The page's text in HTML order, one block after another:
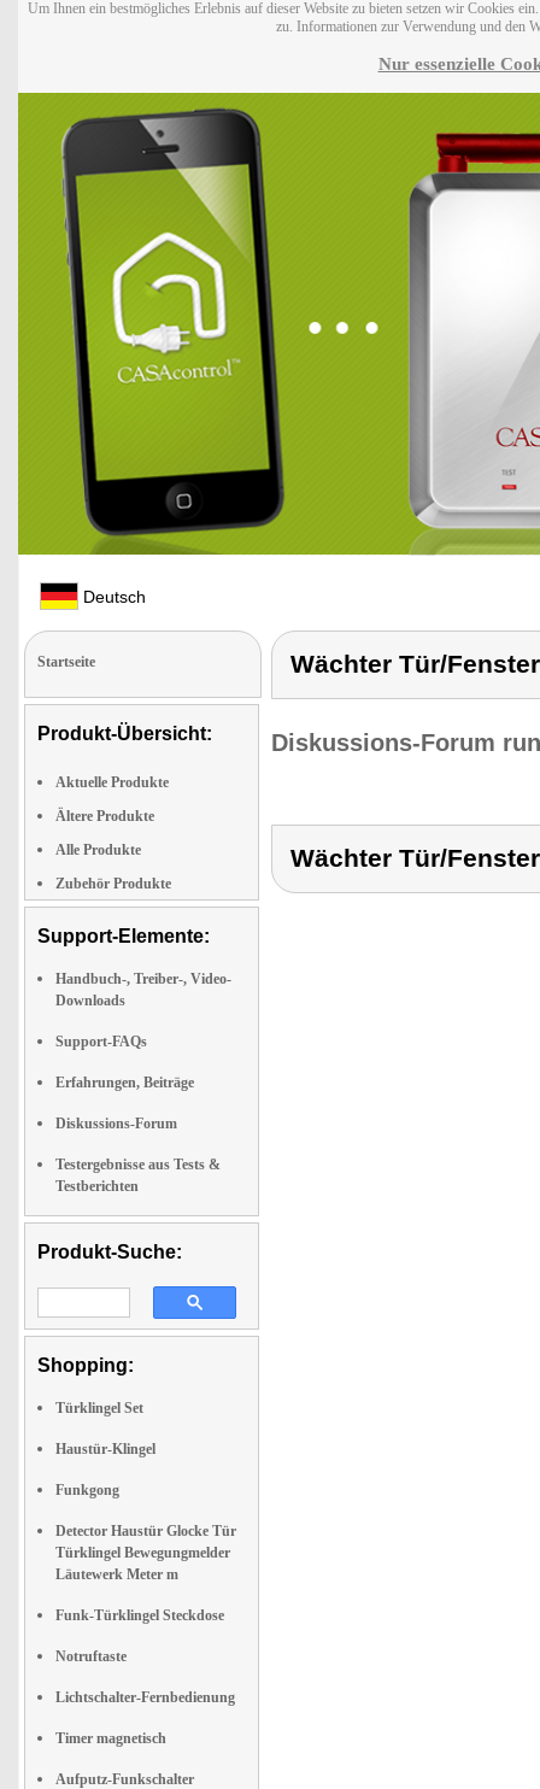
Um Ihnen ein bestmögliches Erlebnis auf dieser Website zu bieten setzen wir Cookies
zu. Informationen zur Verwendung und den
Nur essenzielle
Deutsch
Startseite
Produkt-Übersicht:
Aktuelle Produkte
Ältere Produkte
Alle Produkte
Zubehör Produkte
Support-Elemente:
Handbuch-, Treiber-, Video-
Downloads
Support-FAQs
Erfahrungen, Beiträge
Diskussions-Forum
Testergebnisse aus Tests &
Testberichten
Produkt-Suche:
Shopping:
Türklingel Set
Haustür-Klingel
Funkgong
Detector Haustür Glocke Tür
Türklingel Bewegungmelder
Läutewerk Meter m
Funk-Türklingel Steckdose
Notruftaste
Lichtschalter-Fernbedienung
Timer magnetisch
Aufputz-Funkschalter
Wächter Tür/Fenster
Diskussions-Forum
Wächter Tür/Fenster